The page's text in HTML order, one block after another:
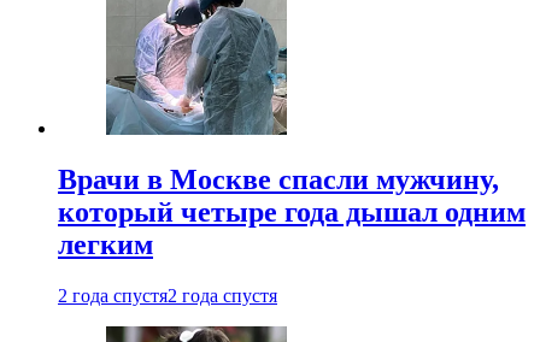
Врачи в Москве спасли мужчину,
который четыре года дышал одним
легким
2 года спустя2 года спустя